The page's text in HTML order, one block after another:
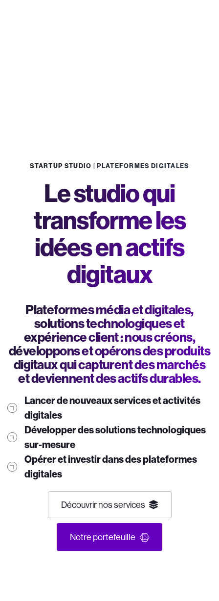
STARTUP STUDIO | PLATEFORMES DIGITALES
Le studio qui
transforme les
idées en actifs
digitaux
Plateformes média et digitales,
solutions technologiques et
expérience client : nous créons,
développons et opérons des produits
digitaux qui capturent des marchés
et deviennent des actifs durables.
Lancer de nouveaux services et activités
digitales
Développer des solutions technologiques
sur-mesure
Opérer et investir dans des plateformes
digitales
Découvrirnosservices
Notre portefeuille